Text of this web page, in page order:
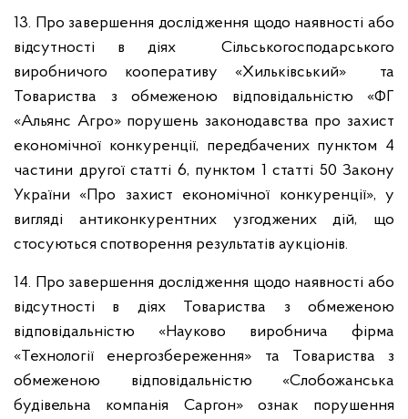
13. Про завершення дослідження щодо наявності або
відсутності в діях Сільськогосподарського
виробничого кооперативу «Хильківський» та
Товариства з обмеженою відповідальністю «ФГ
«Альянс Агро» порушень законодавства про захист
економічної конкуренції, передбачених пунктом 4
частини другої статті 6, пунктом 1 статті 50 Закону
України «Про захист економічної конкуренції», у
вигляді антиконкурентних узгоджених дій, що
стосуються спотворення результатів аукціонів.
14. Про завершення дослідження щодо наявності або
відсутності в діях Товариства з обмеженою
відповідальністю «Науково виробнича фірма
«Технології енергозбереження» та Товариства з
обмеженою відповідальністю «Слобожанська
будівельна компанія Саргон» ознак порушення